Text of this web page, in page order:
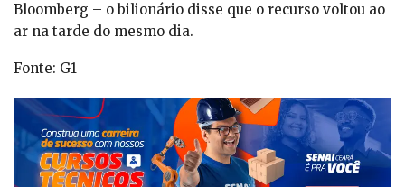
Bloomberg – o bilionário disse que o recurso voltou ao
ar na tarde do mesmo dia.
Fonte: G1